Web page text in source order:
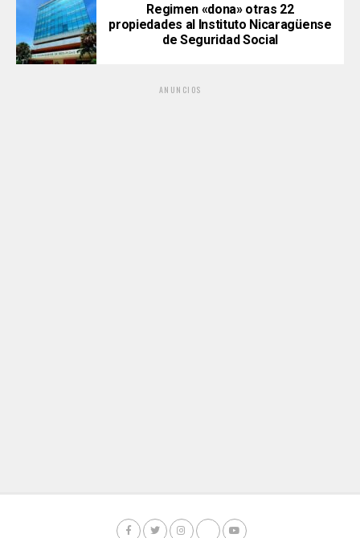
Regimen «dona» otras 22
propiedades al Instituto Nicaragüense
de Seguridad Social
ANUNCIOS